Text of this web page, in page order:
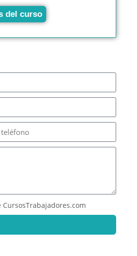
del curso
CursosTrabajadores.com